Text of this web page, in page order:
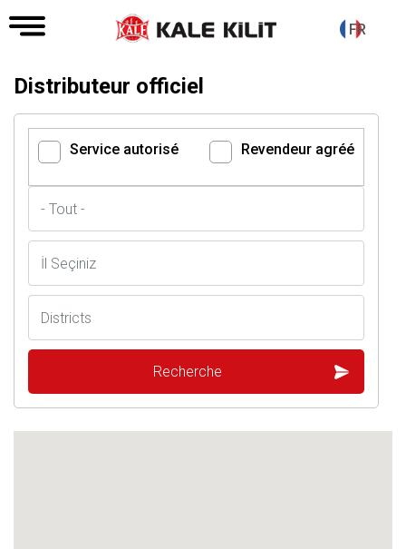
FR
Distributeur officiel
Service autorisé Revendeur agréé